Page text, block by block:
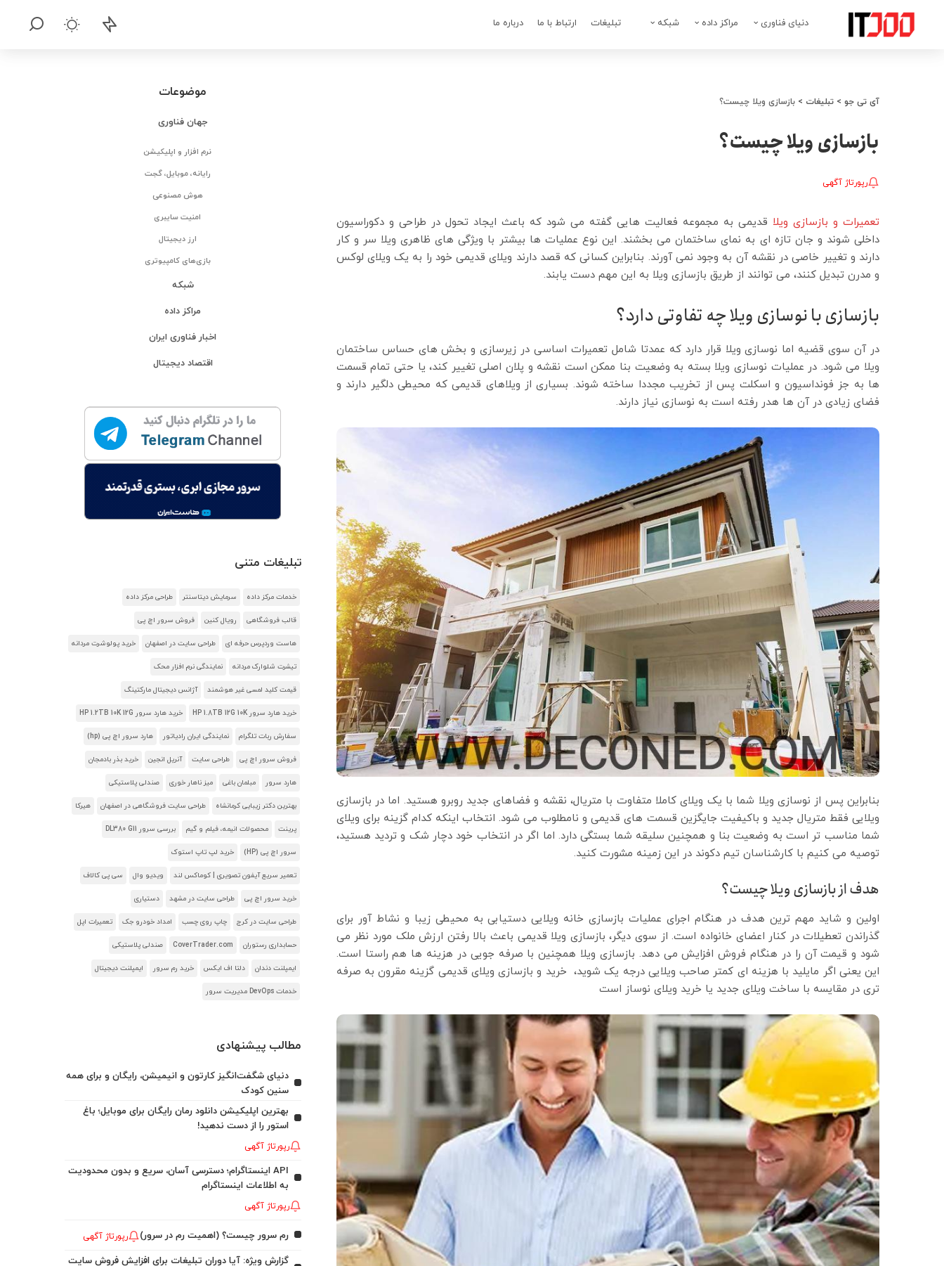
دنیای فناوری مراکز داده شبکه تبلیغات ارتباط با ما درباره ما
آی تی جو > تبلیغات > بازسازی ویلا چیست؟
بازسازی ویلا چیست؟
رپورتاژ آگهی
تعمیرات و بازسازی ویلا قدیمی به مجموعه فعالیت هایی گفته می شود که باعث ایجاد تحول در طراحی و دکوراسیون
داخلی شوند و جان تازه ای به نمای ساختمان می بخشند. این نوع عملیات ها بیشتر با ویژگی های ظاهری ویلا سر و کار
دارند و تغییر خاصی در نقشه آن به وجود نمی آورند. بنابراین کسانی که قصد دارند ویلای قدیمی خود را به یک ویلای لوکس
و مدرن تبدیل کنند، می توانند از طریق بازسازی ویلا به این مهم دست یابند.
بازسازی با نوسازی ویلا چه تفاوتی دارد؟
در آن سوی قضیه اما نوسازی ویلا قرار دارد که عمدتا شامل تعمیرات اساسی در زیرسازی و بخش های حساس ساختمان
ویلا می شود. در عملیات نوسازی ویلا بسته به وضعیت بنا ممکن است نقشه و پلان اصلی تغییر کند، یا حتی تمام قسمت
ها به جز فونداسیون و اسکلت پس از تخریب مجددا ساخته شوند. بسیاری از ویلاهای قدیمی ‌که محیطی دلگیر دارند و
فضای زیادی در آن ها هدر رفته است به نوسازی نیاز دارند.
بنابراین پس از نوسازی ویلا شما با یک ویلای کاملا متفاوت با متریال، نقشه و فضاهای جدید روبرو هستید. اما در بازسازی
ویلایی فقط متریال جدید و باکیفیت جایگزین قسمت های قدیمی و نامطلوب می شود. انتخاب اینکه کدام گزینه برای ویلای
شما مناسب تر است به وضعیت بنا و همچنین سلیقه شما بستگی دارد. اما اگر در انتخاب خود دچار شک و تردید هستید،
توصیه می کنیم با کارشناسان تیم دکوند در این زمینه مشورت کنید.
هدف از بازسازی ویلا چیست؟
اولین و شاید مهم ترین هدف در هنگام اجرای عملیات بازسازی خانه ویلایی دستیابی به محیطی زیبا و نشاط آور برای
گذراندن تعطیلات در کنار اعضای خانواده است. از سوی دیگر، بازسازی ویلا قدیمی باعث بالا رفتن ارزش ملک مورد نظر می
شود و قیمت آن را در هنگام فروش افزایش می دهد. بازسازی ویلا همچنین با صرفه جویی در هزینه ها هم راستا است.
این یعنی اگر مایلید با هزینه ‌ای کمتر صاحب ویلایی درجه یک شوید، خرید و بازسازی ویلای قدیمی گزینه ‌مقرون به صرفه
تری در مقایسه با ساخت ویلای جدید یا خرید ویلای نوساز است
موضوعات
جهان فناوری
نرم افزار و اپلیکیشن
رایانه، موبایل، گجت
هوش مصنوعی
امنیت سایبری
ارز دیجیتال
بازی‌های کامپیوتری
شبکه
مراکز داده
اخبار فناوری ایران
اقتصاد دیجیتال
تبلیغات متنی
خدمات مرکز داده سرمایش دیتاسنتر طراحی مرکز داده
قالب فروشگاهی رویال کنین فروش سرور اچ پی
هاست وردپرس حرفه ای طراحی سایت در اصفهان خرید پولوشرت مردانه
تیشرت شلوارک مردانه نمایندگی نرم افزار محک
قیمت کلید لمسی غیر هوشمند آژانس دیجیتال مارکتینگ
خرید هارد سرور HP 1.8TB 12G 10K خرید هارد سرور HP 1.2TB 10K 12G
سفارش ربات تلگرام نمایندگی ایران رادیاتور هارد سرور اچ پی (hp)
فروش سرور اچ پی طراحی سایت آنریل انجین خرید بذر بادمجان
هارد سرور مبلمان باغی میز ناهار خوری صندلی پلاستیکی
بهترین دکتر زیبایی کرمانشاه طراحی سایت فروشگاهی در اصفهان هیرکا
پرینت محصولات انیمه، فیلم و گیم بررسی سرور DL380 G11
سرور اچ پی (HP) خرید لپ تاپ استوک
تعمیر سریع آیفون تصویری | کوماکس لند ویدیو وال سی پی کالاف
خرید سرور اچ پی طراحی سایت در مشهد دستیاری
طراحی سایت در کرج چاپ روی چسب امداد خودرو جک تعمیرات اپل
حسابداری رستوران CoverTrader.com صندلی پلاستیکی
ایمپلنت دندان دلتا اف ایکس خرید رم سرور ایمپلنت دیجیتال
خدمات DevOps مدیریت سرور
مطالب پیشنهادی
دنیای شگفت‌انگیز کارتون و انیمیشن، رایگان و برای همه
سنین کودک
بهترین اپلیکیشن دانلود رمان رایگان برای موبایل؛ باغ
استور را از دست ندهید!
رپورتاژ آگهی
API اینستاگرام؛ دسترسی آسان، سریع و بدون محدودیت
به اطلاعات اینستاگرام
رپورتاژ آگهی
رم سرور چیست؟ (اهمیت رم در سرور) رپورتاژ آگهی
گزارش ویژه: آیا دوران تبلیغات برای افزایش فروش سایت